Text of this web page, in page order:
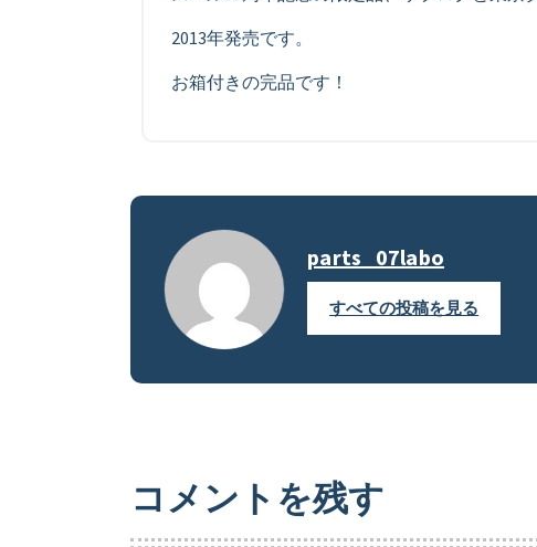
2013年発売です。
お箱付きの完品です！
parts_07labo
すべての投稿を見る
コメントを残す